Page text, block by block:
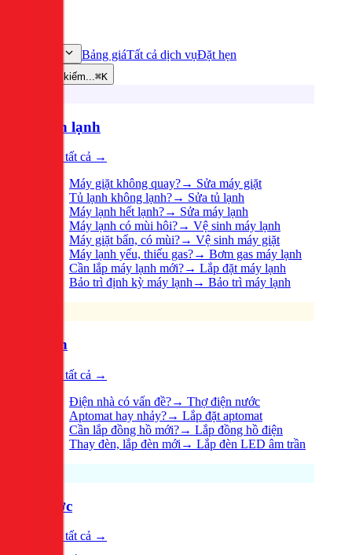
Bảng giáTất cả dịch vụĐặt hẹn
Tìm kiếm...⌘K
Điện lạnh
Xem tất cả →
Máy giặt không quay?→ Sửa máy giặt
Tủ lạnh không lạnh?→ Sửa tủ lạnh
Máy lạnh hết lạnh?→ Sửa máy lạnh
Máy lạnh có mùi hôi?→ Vệ sinh máy lạnh
Máy giặt bẩn, có mùi?→ Vệ sinh máy giặt
Máy lạnh yếu, thiếu gas?→ Bơm gas máy lạnh
Cần lắp máy lạnh mới?→ Lắp đặt máy lạnh
Bảo trì định kỳ máy lạnh→ Bảo trì máy lạnh
Điện
Xem tất cả →
Điện nhà có vấn đề?→ Thợ điện nước
Aptomat hay nhảy?→ Lắp đặt aptomat
Cần lắp đồng hồ mới?→ Lắp đồng hồ điện
Thay đèn, lắp đèn mới → Lắp đèn LED âm trần
Nước
Xem tất cả →